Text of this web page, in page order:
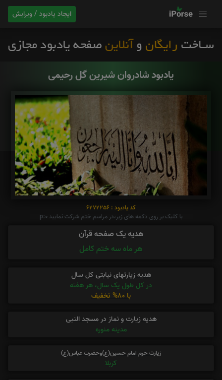
ایجاد یادبود / ویرایش
یادبود شادروان شیرین گل رحیمی
کد یادبود : 6272256
با کلیک بر روی دکمه های زیر،در مراسم ختم شرکت نمایید p:0
هدیه یک صفحه قرآن
هر ماه سه ختم کامل
هدیه زیارتهای نیابتی کل سال
در کل طول یک سال، هر هفته
با 80% تخفیف
هدیه زیارت و نماز در مسجد النبی
مدینه منوره
زیارت حرم امام حسین(ع)وحضرت عباس(ع)
کربلا